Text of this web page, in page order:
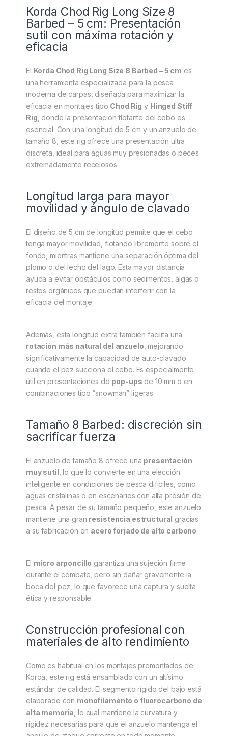
Descripción Specification
Korda Chod Rig Long Size 8
Barbed – 5 cm: Presentación
sutil con máxima rotación y
eficacia
ElKorda Chod Rig Long Size 8 Barbed – 5 cm
una herramienta especializada para la pesca
moderna de carpas, diseñada para maximizar la
eficacia en montajes tipoChod RigyHinged Stiff
Rig, donde la presentación flotante del cebo es
esencial. Con una longitud de 5 cm y un anzuelo de
tamaño 8, este rig ofrece una presentación ultra
discreta, ideal para aguas muy presionadas o peces
extremadamente recelosos.
movilidad y ángulo de clavado
El diseño de 5 cm de longitud permite que el cebo
tenga mayor movilidad, flotando libremente sobre el
fondo, mientras mantiene una separación óptima del
plomo o del lecho del lago. Esta mayor distancia
eficacia del montaje.
Además, esta longitud extra también facilita una
rotación más natural del anzuelo, mejorando
significativamente la capacidad de auto-clavado
cuando el pez succiona el cebo. Es especialmente
útil en presentaciones depop-upsde 10 mm o en
combinaciones tipo “snowman” ligeras.
sacrificar fuerza
El anzuelo de tamaño 8 ofrece una presentación
muy sutil, lo que lo convierte en una elección
pesca. A pesar de su tamaño pequeño, este anzuelo
mantiene una granresistencia estructural gracias
Elmicro arponcillo garantiza una sujeción firme
durante el combate, pero sin dañar gravemente la
boca del pez, lo que favorece una captura y suelta
ética y responsable.